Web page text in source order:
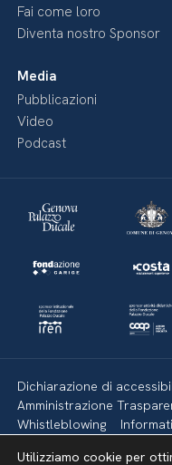
Fai come loro
Diventa nostro Sponsor
Media
Pubblicazioni
Video
Podcast
Dichiarazione di
Amministrazione
Whistleblowing
Utilizziamo cookie per